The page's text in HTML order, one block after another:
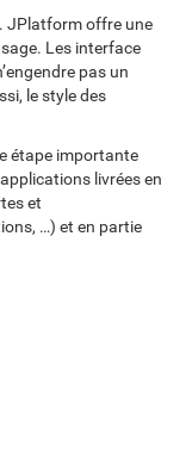
JPlatform offre une
Les interface
pas un
le style des
étape importante
livrées en
et
…) et en partie